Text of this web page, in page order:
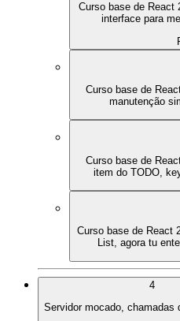
Curso base de React
interface para
Curso base de
manutenção
Curso base de
item do TODO,
Curso base de React
List, agora tu
4
Servidor mocado, chamadas